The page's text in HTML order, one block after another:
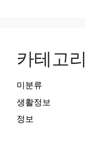
카테고리
미분류
생활정보
정보